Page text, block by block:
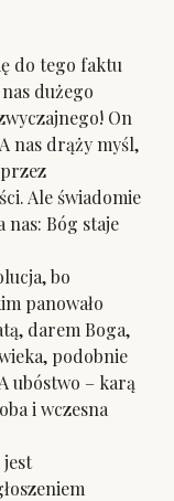
do tego faktu
dużego
On
nas drąży myśl,
Ale świadomie
nas: Bóg staje
bo
panowało
darem Boga,
podobnie
ubóstwo – karą
i wczesna